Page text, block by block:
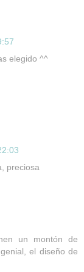
elegido ^^
preciosa
un montón de
el diseño de